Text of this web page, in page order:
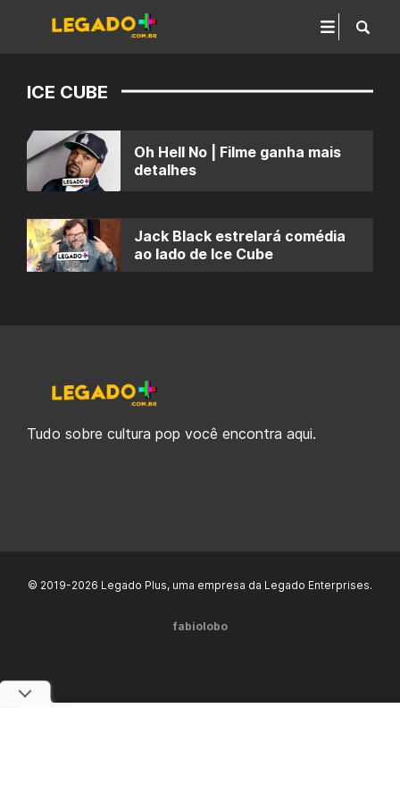
ICE CUBE
Oh Hell No | Filme ganha mais
detalhes
Jack Black estrelará comédia
ao lado de Ice Cube
Tudo sobre cultura pop você encontra aqui.
© 2019-2026 Legado Plus, uma empresa da Legado Enterprises.
fabiolobo